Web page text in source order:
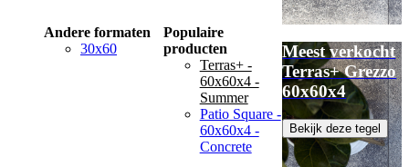
Andere formaten
30x60
Populaire
producten
Terras+ -
60x60x4 -
Summer
Patio Square -
60x60x4 -
Concrete
Meest verkocht
Terras+ Grezzo
60x60x4
Bekijk deze tegel